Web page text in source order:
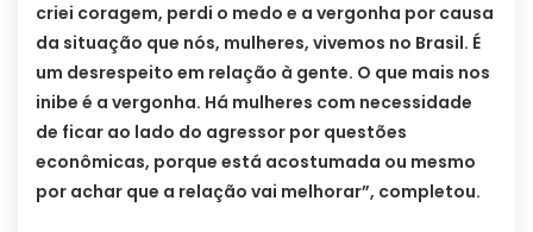
criei coragem, perdi o medo e a vergonha por causa
da situação que nós, mulheres, vivemos no Brasil. É
um desrespeito em relação à gente. O que mais nos
inibe é a vergonha. Há mulheres com necessidade
de ficar ao lado do agressor por questões
econômicas, porque está acostumada ou mesmo
por achar que a relação vai melhorar”, completou.